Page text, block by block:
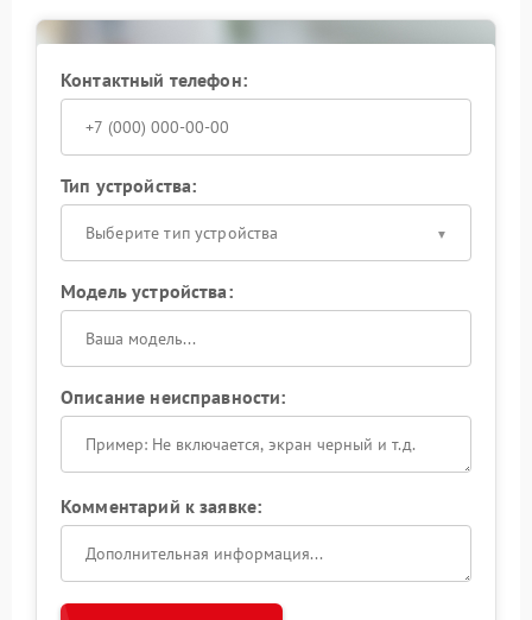
свежести
Следить за чистотой резервуара для воды
Сервис FIX-JURA готов дать консультации по
эксплуатации и уходу. Поддержка сервисного
центра Jura помогает продлить срок службы
техники и поддерживать постоянное качество
помола.
Контактный телефон:
Тип устройства:
Выберите тип устройства
Модель устройства:
Описание неисправности:
Комментарий к заявке: